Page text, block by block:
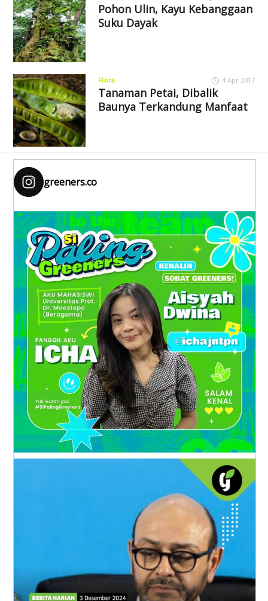
Pohon Ulin, Kayu Kebanggaan
Suku Dayak
Flora 4 Apr 2017
Tanaman Petai, Dibalik
Baunya Terkandung Manfaat
greeners.co